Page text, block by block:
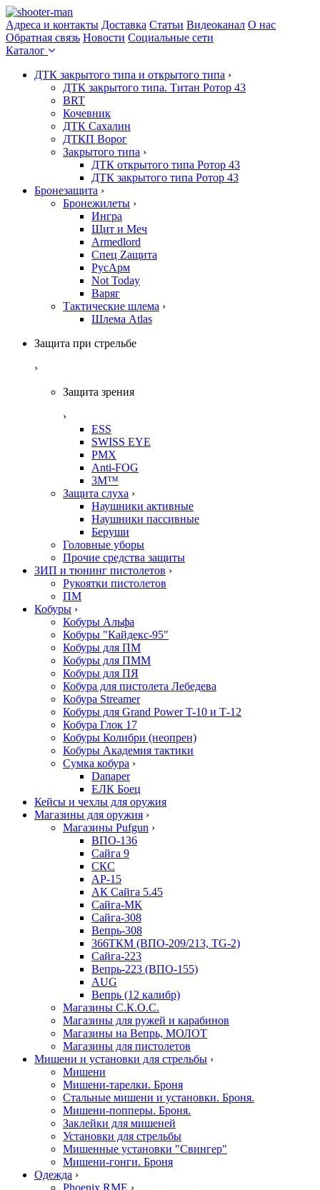
Адреса и контакты Доставка Статьи Видеоканал О нас
Обратная связь Новости Социальные сети
Каталог
ДТК закрытого типа и открытого типа ›
ДТК закрытого типа. Титан Ротор 43
BRT
Кочевник
ДТК Сахалин
ДТКП Ворог
Закрытого типа ›
ДТК открытого типа Ротор 43
ДТК закрытого типа Ротор 43
Бронезащита ›
Бронежилеты ›
Ингра
Щит и Меч
Armedlord
Спец Zащита
РусАрм
Not Today
Варяг
Тактические шлема ›
Шлема Atlas
Защита при стрельбе
›
Защита зрения
›
ESS
SWISS EYE
PMX
Anti-FOG
3M™
Защита слуха ›
Наушники активные
Наушники пассивные
Беруши
Головные уборы
Прочие средства защиты
ЗИП и тюнинг пистолетов ›
Рукоятки пистолетов
ПМ
Кобуры ›
Кобуры Альфа
Кобуры "Кайдекс-95"
Кобуры для ПМ
Кобуры для ПММ
Кобуры для ПЯ
Кобура для пистолета Лебедева
Кобура Streamer
Кобуры для Grand Power T-10 и Т-12
Кобура Глок 17
Кобуры Колибри (неопрен)
Кобуры Академия тактики
Сумка кобура ›
Danaper
ЕЛК Боец
Кейсы и чехлы для оружия
Магазины для оружия ›
Магазины Pufgun ›
ВПО-136
Сайга 9
СКС
АР-15
АК Сайга 5.45
Сайга-МК
Сайга-308
Вепрь-308
366ТКМ (ВПО-209/213, TG-2)
Сайга-223
Вепрь-223 (ВПО-155)
AUG
Вепрь (12 калибр)
Магазины С.К.О.С.
Магазины для ружей и карабинов
Магазины на Вепрь, МОЛОТ
Магазины для пистолетов
Мишени и установки для стрельбы ›
Мишени
Мишени-тарелки. Броня
Стальные мишени и установки. Броня.
Мишени-попперы. Броня.
Заклейки для мишеней
Установки для стрельбы
Мишенные установки "Свингер"
Мишени-гонги. Броня
Одежда ›
Phoenix RME ›